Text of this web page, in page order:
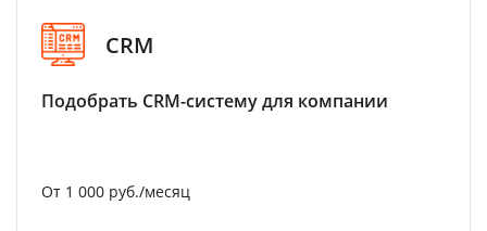
CRM
Подобрать CRM-систему для компании
От 1 000 руб./месяц